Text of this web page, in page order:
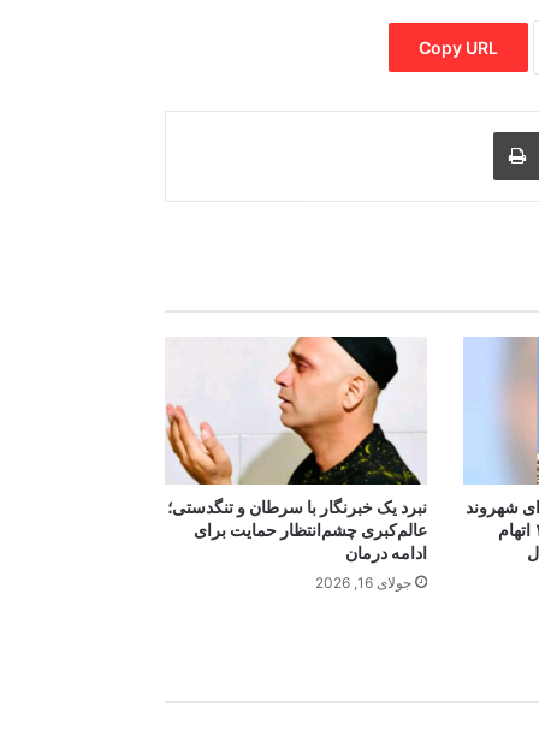
Copy URL
Share
Print
شهروند
اهل افغانستان در آمریکا؛ ۱۷ اتهام
نبرد یک خبرنگار با سرطان و تنگدستی؛
عالم‌کبری چشم‌انتظار حمایت برای
ادامه درمان
جولای 16, 2026